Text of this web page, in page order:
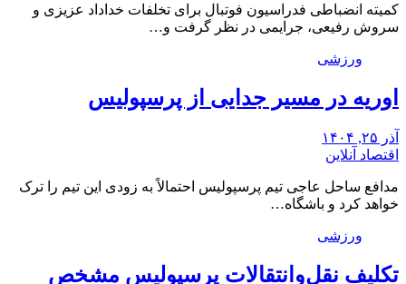
کمیته انضباطی فدراسیون فوتبال برای تخلفات خداداد عزیزی و
سروش رفیعی، جرایمی در نظر گرفت و…
ورزشی
اوریه در مسیر جدایی از پرسپولیس
آذر ۲۵, ۱۴۰۴
اقتصاد آنلاین
مدافع ساحل عاجی تیم پرسپولیس احتمالاً به زودی این تیم را ترک
خواهد کرد و باشگاه…
ورزشی
تکلیف نقل‌وانتقالات پرسپولیس مشخص